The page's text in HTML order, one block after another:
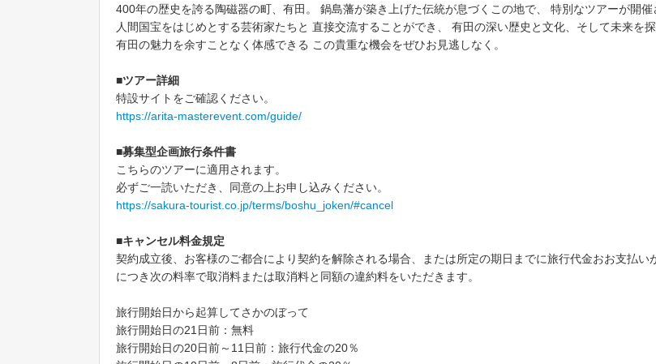
400年の歴史を誇る陶磁器の町、有田。 鍋島藩が築き上げた伝統が息づくこの地で、 特別なツアーが開催
人間国宝をはじめとする芸術家たちと 直接交流することができ、 有田の深い歴史と文化、そして未来を
有田の魅力を余すことなく体感できる この貴重な機会をぜひお見逃しなく。
■ツアー詳細
特設サイトをご確認ください。
https://arita-masterevent.com/guide/
■募集型企画旅行条件書
こちらのツアーに適用されます。
必ずご一読いただき、同意の上お申し込みください。
https://sakura-tourist.co.jp/terms/boshu_joken/#cancel
■キャンセル料金規定
契約成立後、お客様のご都合により契約を解除される場合、または所定の期日までに旅行代金おお支払
につき次の料率で取消料または取消料と同額の違約料をいただきます。
旅行開始日から起算してさかのぼって
旅行開始日の21日前：無料
旅行開始日の20日前～11日前：旅行代金の20％